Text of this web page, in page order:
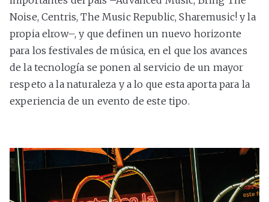
Noise, Centris, The Music Republic, Sharemusic! y la
propia elrow–, y que definen un nuevo horizonte
para los festivales de música, en el que los avances
de la tecnología se ponen al servicio de un mayor
respeto a la naturaleza y a lo que esta aporta para la
experiencia de un evento de este tipo.